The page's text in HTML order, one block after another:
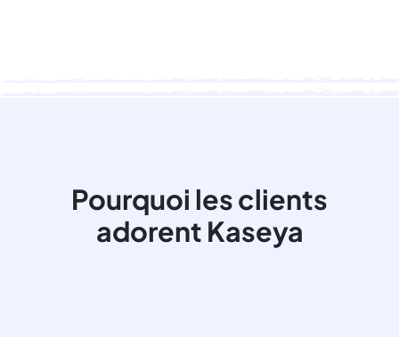
Pourquoi les clients
adorent Kaseya